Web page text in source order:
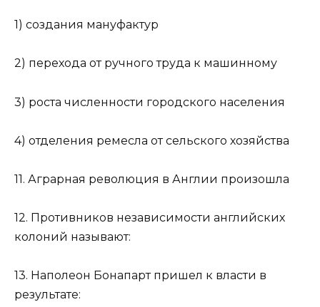
1) создания мануфактур
2) перехода от ручного труда к машинному
3) роста численности городского населения
4) отделения ремесла от сельского хозяйства
11. Аграрная революция в Англии произошла
12. Противников независимости английских
колоний называют:
13. Наполеон Бонапарт пришел к власти в
результате: